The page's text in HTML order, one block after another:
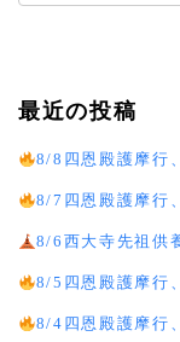
索:
最近の投稿
8/8四恩殿護摩行
8/7四恩殿護摩行
8/6西大寺先祖供
8/5四恩殿護摩行
8/4四恩殿護摩行